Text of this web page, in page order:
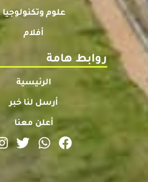
علوم وتكنولوجيا
أفلام
روابط هامة
الرئيسية
أرسل لنا خبر
أعلن معنا